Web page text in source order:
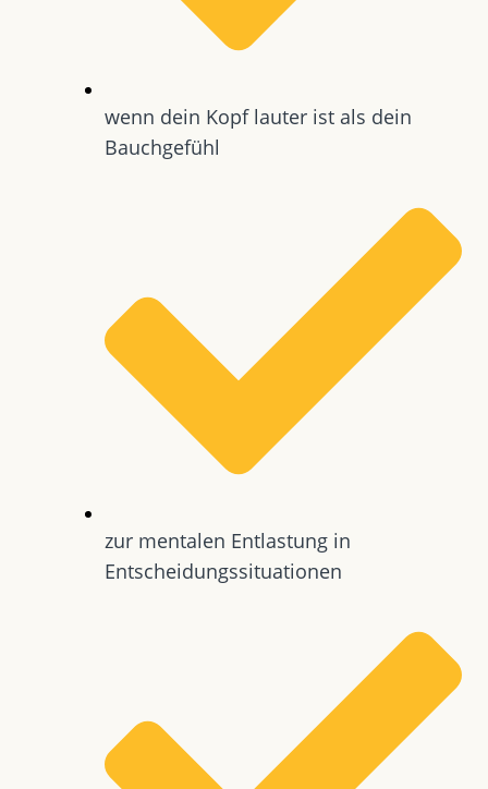
wenn dein Kopf lauter ist als dein
Bauchgefühl
zur mentalen Entlastung in
Entscheidungssituationen